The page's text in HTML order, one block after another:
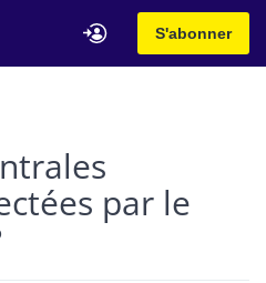
S'abonner
par le